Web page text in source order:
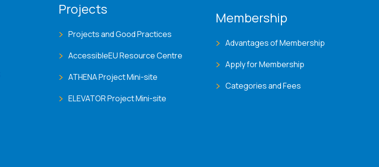
Projects
Projects and Good Practices
AccessibleEU Resource Centre
ATHENA Project Mini-site
ELEVATOR Project Mini-site
Membership
Advantages of Membership
Apply for Membership
Categories and Fees